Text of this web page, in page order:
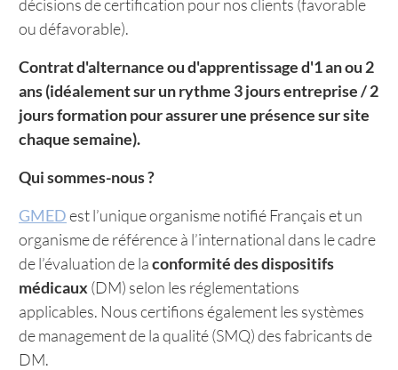
décisions de certification pour nos clients (favorable
ou défavorable).
Contrat d'alternance ou d'apprentissage d'1 an ou 2
ans (idéalement sur un rythme 3 jours entreprise / 2
jours formation pour assurer une présence sur site
chaque semaine).
Qui sommes-nous ?
GMEDest l’unique organisme notifié Français et un
organisme de référence à l’international dans le cadre
de l’évaluation de laconformité des dispositifs
médicaux (DM) selon les réglementations
applicables. Nous certifions également les systèmes
de management de la qualité (SMQ) des fabricants de
DM.